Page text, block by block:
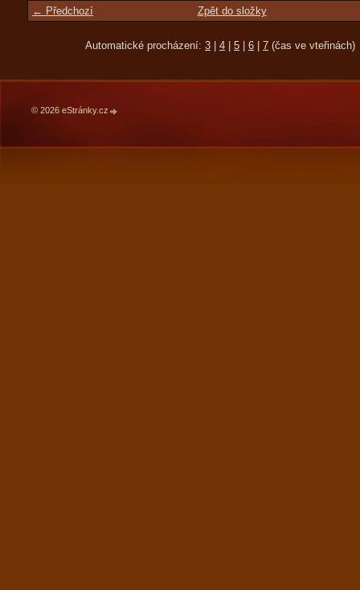
← Předchozí Zpět do složky
Automatické procházení: 3 4 5 6 7 (čas ve vteřinách)
© 2026 eStránky.cz